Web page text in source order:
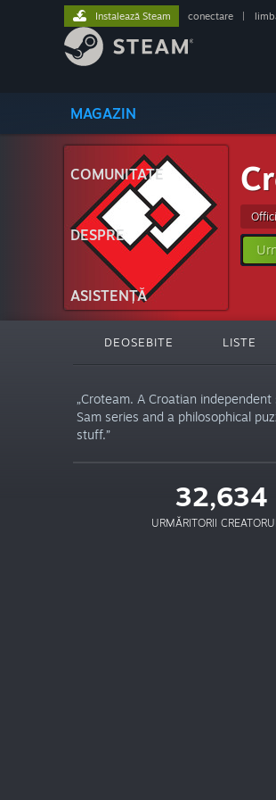
MAGAZIN
COMUNITATE
DESPRE
ASISTENȚĂ
Instalează Steam conectare
DEOSEBITE LISTE
„Croteam. A Croatian
Sam series and a philosophical
stuff.”
32,634
URMĂRITORII